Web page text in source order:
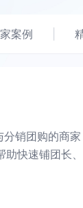
案例
销团购的商
助快速铺团长